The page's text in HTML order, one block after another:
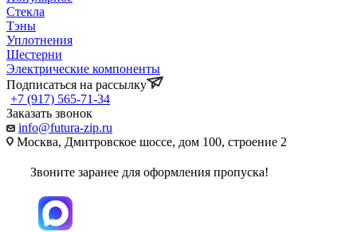
Стекла
Тэны
Уплотнения
Шестерни
Электрические компоненты
Подписаться на рассылку
+7 (917) 565-71-34
Заказать звонок
info@futura-zip.ru
Москва, Дмитровское шоссе, дом 100, строение 2
Звоните заранее для оформления пропуска!